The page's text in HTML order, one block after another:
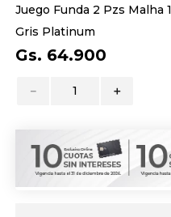
Juego Funda 2 Pzs Malha
Gris Platinum
Gs. 64.900
＋
－
9.
hydrate